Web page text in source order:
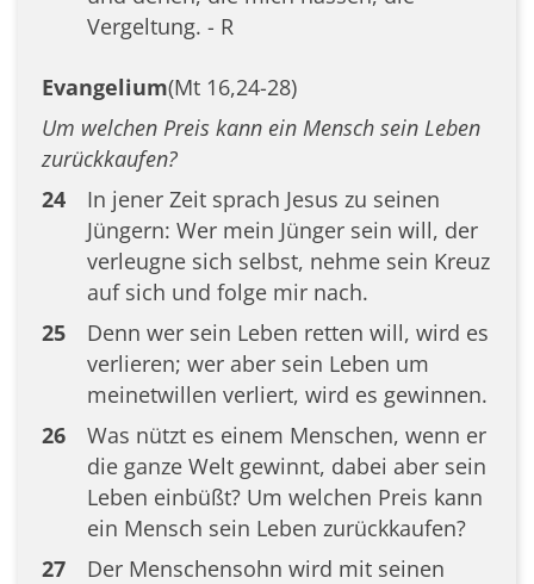
Vergeltung. - R
Evangelium(Mt 16,24-28)
Um welchen Preis kann ein Mensch sein Leben
zurückkaufen?
24
In jener Zeit sprach Jesus zu seinen
Jüngern: Wer mein Jünger sein will, der
verleugne sich selbst, nehme sein Kreuz
auf sich und folge mir nach.
25
Denn wer sein Leben retten will, wird es
verlieren; wer aber sein Leben um
meinetwillen verliert, wird es gewinnen.
26
Was nützt es einem Menschen, wenn er
die ganze Welt gewinnt, dabei aber sein
Leben einbüßt? Um welchen Preis kann
ein Mensch sein Leben zurückkaufen?
27
Der Menschensohn wird mit seinen